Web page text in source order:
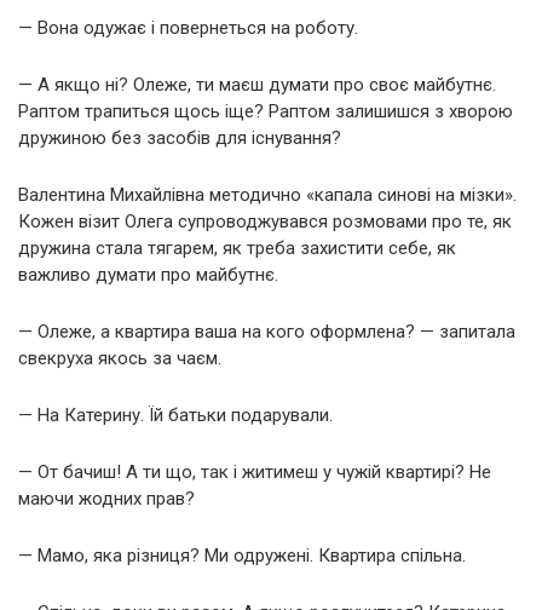
— Вона одужає і повернеться на роботу.
— А якщо ні? Олеже, ти маєш думати про своє майбутнє.
Раптом трапиться щось іще? Раптом залишишся з хворою
дружиною без засобів для існування?
Валентина Михайлівна методично «капала синові на мізки».
Кожен візит Олега супроводжувався розмовами про те, як
дружина стала тягарем, як треба захистити себе, як
важливо думати про майбутнє.
— Олеже, а квартира ваша на кого оформлена? — запитала
свекруха якось за чаєм.
— На Катерину. Їй батьки подарували.
— От бачиш! А ти що, так і житимеш у чужій квартирі? Не
маючи жодних прав?
— Мамо, яка різниця? Ми одружені. Квартира спільна.